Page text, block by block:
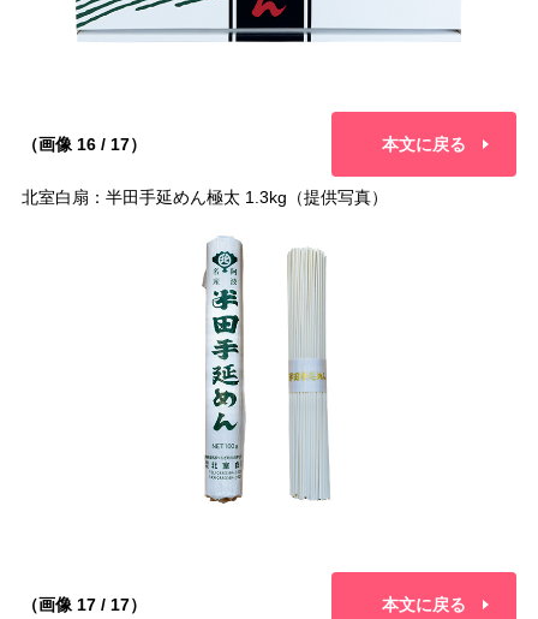
（画像 16 / 17） 本文に戻る
北室白扇：半田手延めん極太 1.3kg（提供写真）
（画像 17 / 17） 本文に戻る